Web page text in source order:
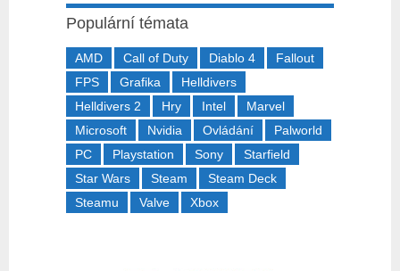
Populární témata
AMD Call of Duty Diablo 4
Fallout
FPS
Grafika
Helldivers
Helldivers 2
Hry Intel
Marvel
Microsoft
Nvidia Ovládání
Palworld
PC
Playstation Sony
Starfield
Star Wars
Steam
Steam Deck
Steamu
Valve Xbox